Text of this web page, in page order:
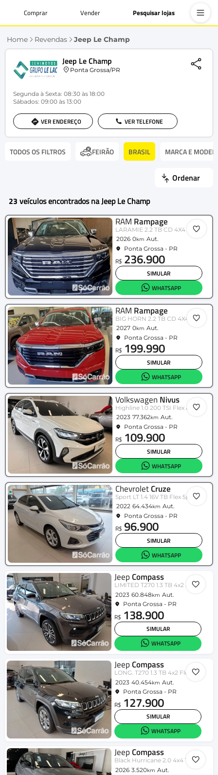
Comprar Vender Pesquisar lojas
Home Revendas Jeep Le Champ
Jeep Le Champ
Ponta Grossa/PR
Segunda à Sexta: 08:30 às 18:00
Sábados: 09:00 às 13:00
VER ENDEREÇO VER TELEFONE
TODOS OS FILTROS FEIRÃO BRASIL MARCA E
Ordenar
23 veículos encontrados na Jeep Le Champ
RAM Rampage
LARAMIE 2.2 TB CD 4X4 Die. Aut.
2026 0km Aut.
Ponta Grossa - PR
R$ 236.900
SIMULAR
WHATSAPP
RAM Rampage
BIG HORN 2.2 TB CD 4X4 Die Aut.
2027 0km Aut.
Ponta Grossa - PR
R$ 199.990
SIMULAR
WHATSAPP
Volkswagen Nivus
Highline 1.0 200 TSI Flex Aut.
2023 77.362km Aut.
Ponta Grossa - PR
R$ 109.900
SIMULAR
WHATSAPP
Chevrolet Cruze
Sport LT 1.4 16V TB Flex 5p Aut.
2022 64.434km Aut.
Ponta Grossa - PR
R$ 96.900
SIMULAR
WHATSAPP
Jeep Compass
LIMITED T270 1.3 TB 4x2 Flex Aut
2023 60.848km Aut.
Ponta Grossa - PR
R$ 138.900
SIMULAR
WHATSAPP
Jeep Compass
LONG. T270 1.3 TB 4x2 Flex Aut.
2023 40.454km Aut.
Ponta Grossa - PR
R$ 127.900
SIMULAR
WHATSAPP
Jeep Compass
Black Hurricane 2.0 4x4 TB Aut.
2026 3.520km Aut.